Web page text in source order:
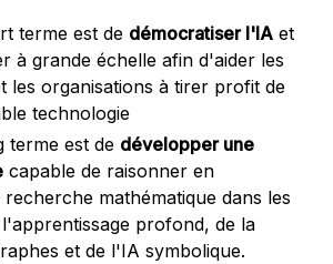
terme est de démocratiser l'IA et
à grande échelle afin d'aider les
les organisations à tirer profit de
technologie
terme est de développer une
capable de raisonner en
mathématique dans les
profond, de la
et de l'IA symbolique.